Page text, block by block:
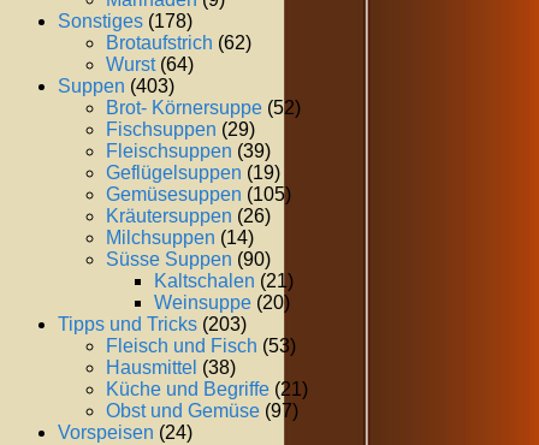
Sonstiges (178)
Brotaufstrich (62)
Wurst(64)
Suppen (403)
Brot- Körnersuppe (52)
Fischsuppen (29)
Fleischsuppen (39)
Geflügelsuppen (19)
Gemüsesuppen (105)
Kräutersuppen (26)
Milchsuppen (14)
Süsse Suppen (90)
Kaltschalen (21)
Weinsuppe (20)
Tipps und Tricks (203)
Fleisch und Fisch (53)
Hausmittel (38)
Küche und Begriffe (21)
Obst und Gemüse (97)
Vorspeisen (24)